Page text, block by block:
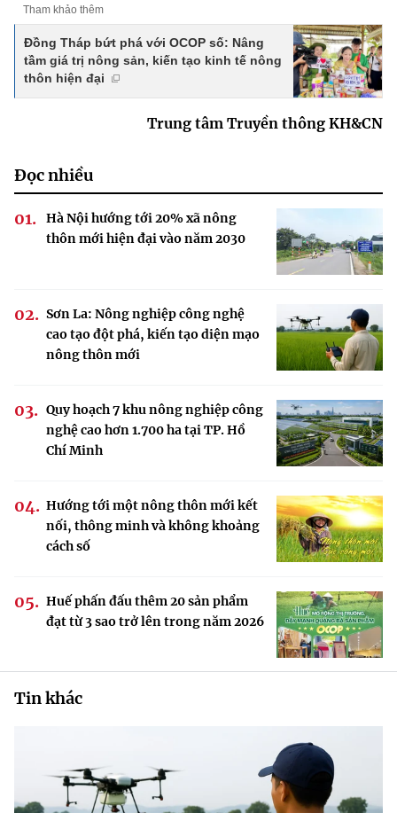
Tham khảo thêm
Đồng Tháp bứt phá với OCOP số: Nâng
tầm giá trị nông sản, kiến tạo kinh tế nông
thôn hiện đại
Trung tâm Truyền thông KH&CN
Đọc nhiều
Hà Nội hướng tới 20% xã nông
thôn mới hiện đại vào năm 2030
Sơn La: Nông nghiệp công nghệ
cao tạo đột phá, kiến tạo diện mạo
nông thôn mới
Quy hoạch 7 khu nông nghiệp công
nghệ cao hơn 1.700 ha tại TP. Hồ
Chí Minh
Hướng tới một nông thôn mới kết
nối, thông minh và không khoảng
cách số
Huế phấn đấu thêm 20 sản phẩm
đạt từ 3 sao trở lên trong năm 2026
Tin khác